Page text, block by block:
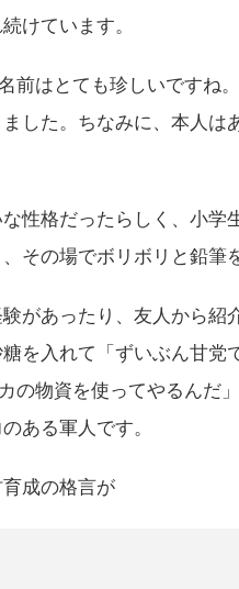
けています。
前はとても珍しいですね
した。ちなみに、本人は
性格だったらしく、小学
その場でボリボリと鉛筆
があったり、友人から紹
を入れて「ずいぶん甘
の物資を使ってやるんだ
ある軍人です。
成の格言が